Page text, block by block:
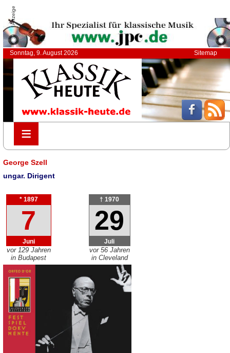
Anzeige
Sonntag, 9. August 2026 Sitemap
≡
≡
George Szell
ungar. Dirigent
* 1897
7
Juni
vor 129 Jahren
in Budapest
† 1970
29
Juli
vor 56 Jahren
in Cleveland